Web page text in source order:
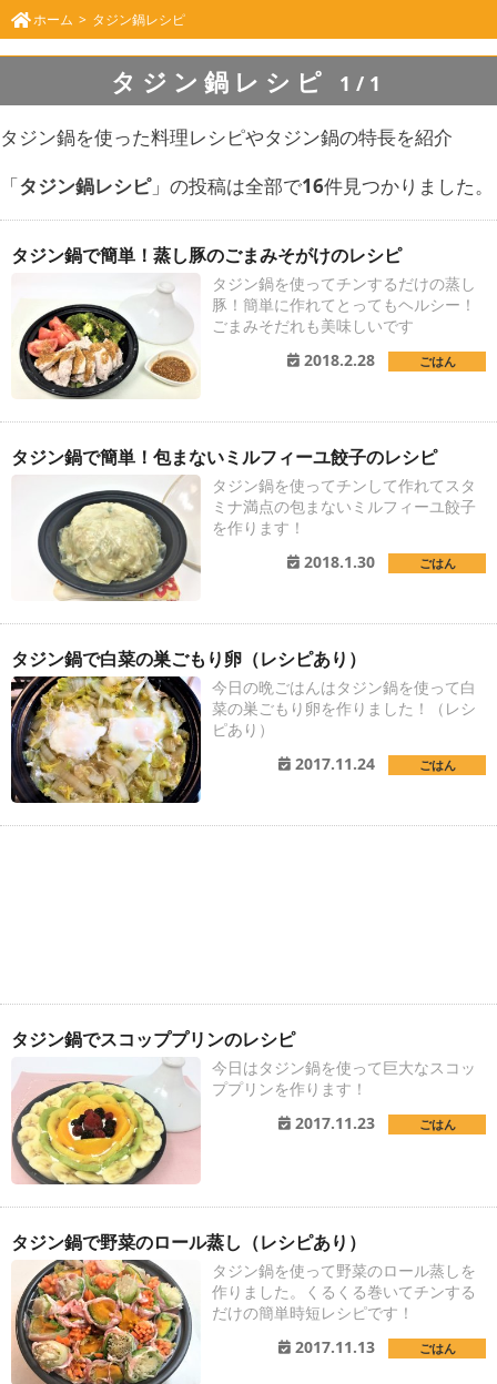
ホーム タジン鍋レシピ
タジン鍋レシピ 1/1
タジン鍋を使った料理レシピやタジン鍋の特長を紹介
「タジン鍋レシピ」の投稿は全部で16件見つかりました。
タジン鍋で簡単！蒸し豚のごまみそがけのレシピ
タジン鍋を使ってチンするだけの蒸し
豚！簡単に作れてとってもヘルシー！
ごまみそだれも美味しいです
2018.2.28
ごはん
タジン鍋で簡単！包まないミルフィーユ餃子のレシピ
タジン鍋を使ってチンして作れてスタ
ミナ満点の包まないミルフィーユ餃子
を作ります！
2018.1.30
ごはん
タジン鍋で白菜の巣ごもり卵（レシピあり）
今日の晩ごはんはタジン鍋を使って白
菜の巣ごもり卵を作りました！（レシ
ピあり）
2017.11.24
ごはん
タジン鍋でスコッププリンのレシピ
今日はタジン鍋を使って巨大なスコッ
ププリンを作ります！
2017.11.23
ごはん
タジン鍋で野菜のロール蒸し（レシピあり）
タジン鍋を使って野菜のロール蒸しを
作りました。くるくる巻いてチンする
だけの簡単時短レシピです！
2017.11.13
ごはん